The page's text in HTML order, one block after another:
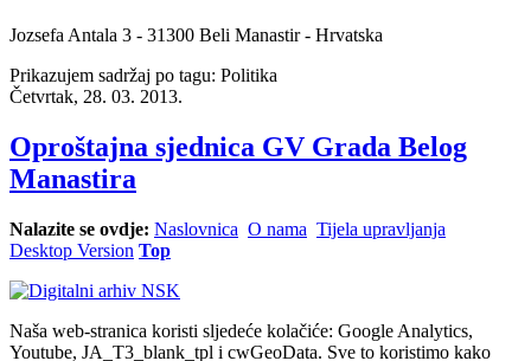
Jozsefa Antala 3 - 31300 Beli Manastir - Hrvatska
Prikazujem sadržaj po tagu: Politika
Četvrtak, 28. 03. 2013.
Oproštajna sjednica GV Grada Belog
Manastira
Nalazite se ovdje: Naslovnica O nama Tijela upravljanja
Desktop Version Top
Naša web-stranica koristi sljedeće kolačiće: Google Analytics,
Youtube, JA_T3_blank_tpl i cwGeoData. Sve to koristimo kako